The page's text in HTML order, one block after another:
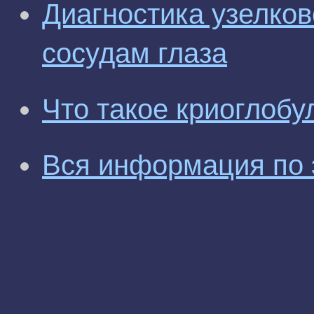
Диагностика
сосудам глаза
Что такое
Вся информация по